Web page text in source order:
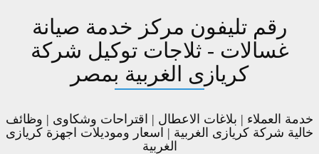
رقم تليفون مركز خدمة صيانة
غسالات - ثلاجات توكيل شركة
كريازى الغربية بمصر
خدمة العملاء | بلاغات الاعطال | اقتراحات وشكاوى | وظائف
خالية شركة كريازى الغربية | اسعار وموديلات اجهزة كريازى
الغربية